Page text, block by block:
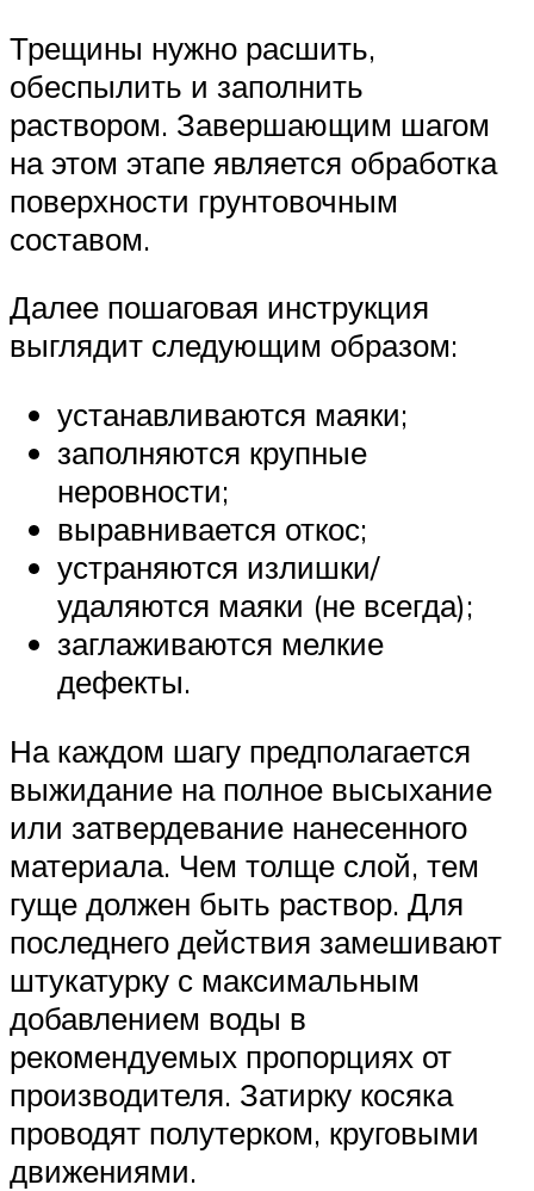
Трещины нужно расшить,
обеспылить и заполнить
раствором. Завершающим шагом
на этом этапе является обработка
поверхности грунтовочным
составом.
Далее пошаговая инструкция
выглядит следующим образом:
устанавливаются маяки;
заполняются крупные
неровности;
выравнивается откос;
устраняются излишки/
удаляются маяки (не всегда);
заглаживаются мелкие
дефекты.
На каждом шагу предполагается
выжидание на полное высыхание
или затвердевание нанесенного
материала. Чем толще слой, тем
гуще должен быть раствор. Для
последнего действия замешивают
штукатурку с максимальным
добавлением воды в
рекомендуемых пропорциях от
производителя. Затирку косяка
проводят полутерком, круговыми
движениями.